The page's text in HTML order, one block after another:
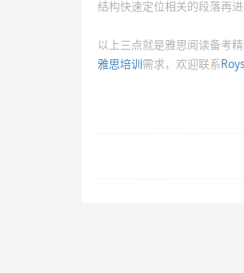
结构快速定位相关的段落再
以上三点就是雅思阅读备考
雅思培训 需求，欢迎联系